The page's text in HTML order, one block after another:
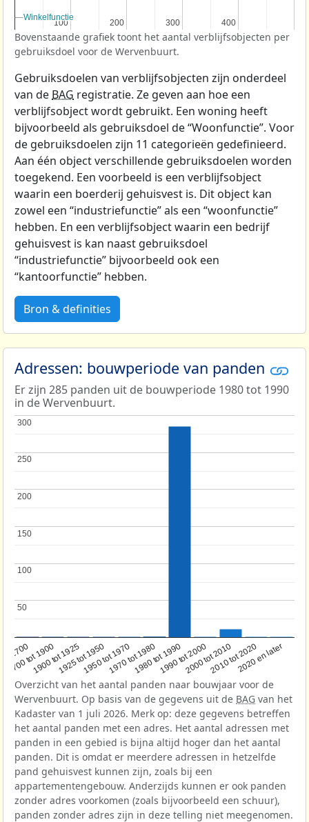
100
100 200
200 300
300 400
400
Winkelfunctie
Winkelfunctie
Bovenstaande grafiek toont het aantal verblijfsobjecten per
gebruiksdoel voor de Wervenbuurt.
Gebruiksdoelen van verblijfsobjecten zijn onderdeel
van de BAG registratie. Ze geven aan hoe een
verblijfsobject wordt gebruikt. Een woning heeft
bijvoorbeeld als gebruiksdoel de “Woonfunctie”. Voor
de gebruiksdoelen zijn 11 categorieën gedefinieerd.
Aan één object verschillende gebruiksdoelen worden
toegekend. Een voorbeeld is een verblijfsobject
waarin een boerderij gehuisvest is. Dit object kan
zowel een “industriefunctie” als een “woonfunctie”
hebben. En een verblijfsobject waarin een bedrijf
gehuisvest is kan naast gebruiksdoel
“industriefunctie” bijvoorbeeld ook een
“kantoorfunctie” hebben.
Bron & definities
Adressen: bouwperiode van panden
Er zijn 285 panden uit de bouwperiode 1980 tot 1990
in de Wervenbuurt.
1700
1700 tot 1900
1900 tot 19251925 tot 19501950 tot 19701970 tot 19801980 tot 19901990 tot 20002000 tot 20102010 tot 20202020 en later
50
50
100
100
150
150
200
200
250
250
300
300
Overzicht van het aantal panden naar bouwjaar voor de
Wervenbuurt. Op basis van de gegevens uit de BAG van het
Kadaster van 1 juli 2026. Merk op: deze gegevens betreffen
het aantal panden met een adres. Het aantal adressen met
panden in een gebied is bijna altijd hoger dan het aantal
panden. Dit is omdat er meerdere adressen in hetzelfde
pand gehuisvest kunnen zijn, zoals bij een
appartementengebouw. Anderzijds kunnen er ook panden
zonder adres voorkomen (zoals bijvoorbeeld een schuur),
panden zonder adres zijn in deze telling niet meegenomen.